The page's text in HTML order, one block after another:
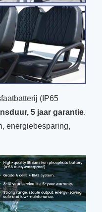
(IP65
5 jaar garantie.
energiebesparing,